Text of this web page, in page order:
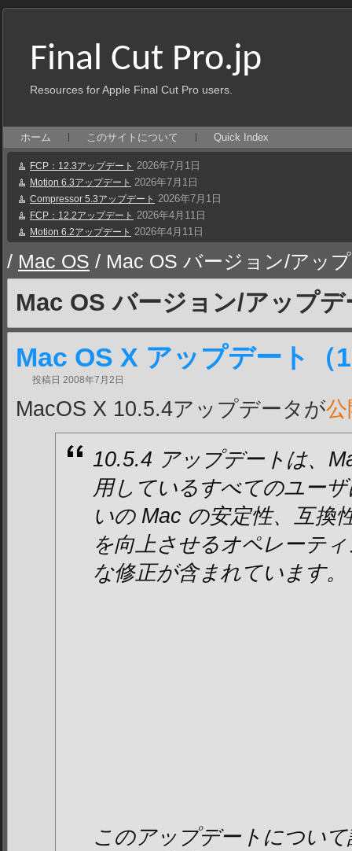
Final Cut Pro.jp
Resources for Apple Final Cut Pro users.
ホーム このサイトについて Quick Index
FCP：12.3アップデート 2026年7月1日
Motion 6.3アップデート 2026年7月1日
Compressor 5.3アップデート 2026年7月1日
FCP：12.2アップデート 2026年4月11日
Motion 6.2アップデート 2026年4月11日
/ Mac OS / Mac OS バージョン/アッ
Mac OS バージョン/アップデ
Mac OS X アップデート（
投稿日 2008年7月2日
MacOS X 10.5.4アップデータが
10.5.4 アップデートは、
用しているすべてのユー
いの Mac の安定性、互換
を向上させるオペレーテ
な修正が含まれています。
このアップデートについ